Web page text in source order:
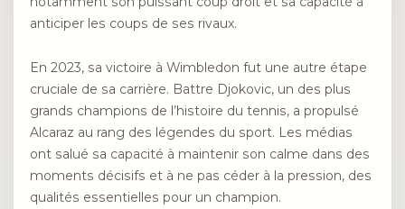
anticiper les coups de ses rivaux.
En 2023, sa victoire à Wimbledon fut une autre étape
cruciale de sa carrière. Battre Djokovic, un des plus
grands champions de l’histoire du tennis, a propulsé
Alcaraz au rang des légendes du sport. Les médias
ont salué sa capacité à maintenir son calme dans des
moments décisifs et à ne pas céder à la pression, des
qualités essentielles pour un champion.